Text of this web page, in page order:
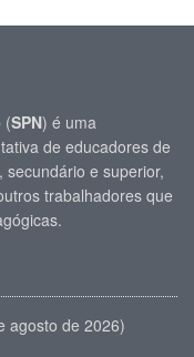
(SPN) é uma
de educadores de
secundário e superior,
trabalhadores que
agosto de 2026)